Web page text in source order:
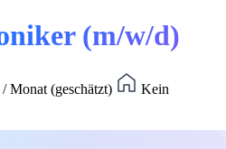
(m/w/d)
Monat (geschätzt)
Kein